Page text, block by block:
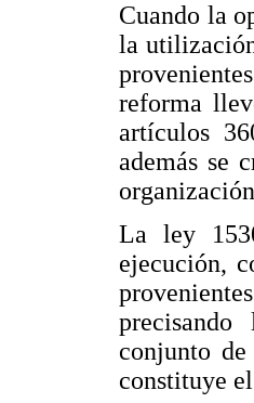
Cuando la
la
reforma
artículos
además se
La ley
ejecución,
conjunto de
constituye